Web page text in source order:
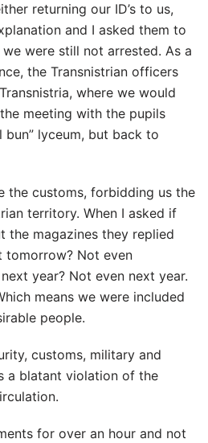
returning our ID’s to us,
and I asked them to
were still not arrested. As a
the Transnistrian officers
where we would
meeting with the pupils
bun” lyceum, but back to
the customs, forbidding us the
territory. When I asked if
the magazines they replied
tomorrow? Not even
year? Not even next year.
means we were included
people.
customs, military and
a blatant violation of the
for over an hour and not